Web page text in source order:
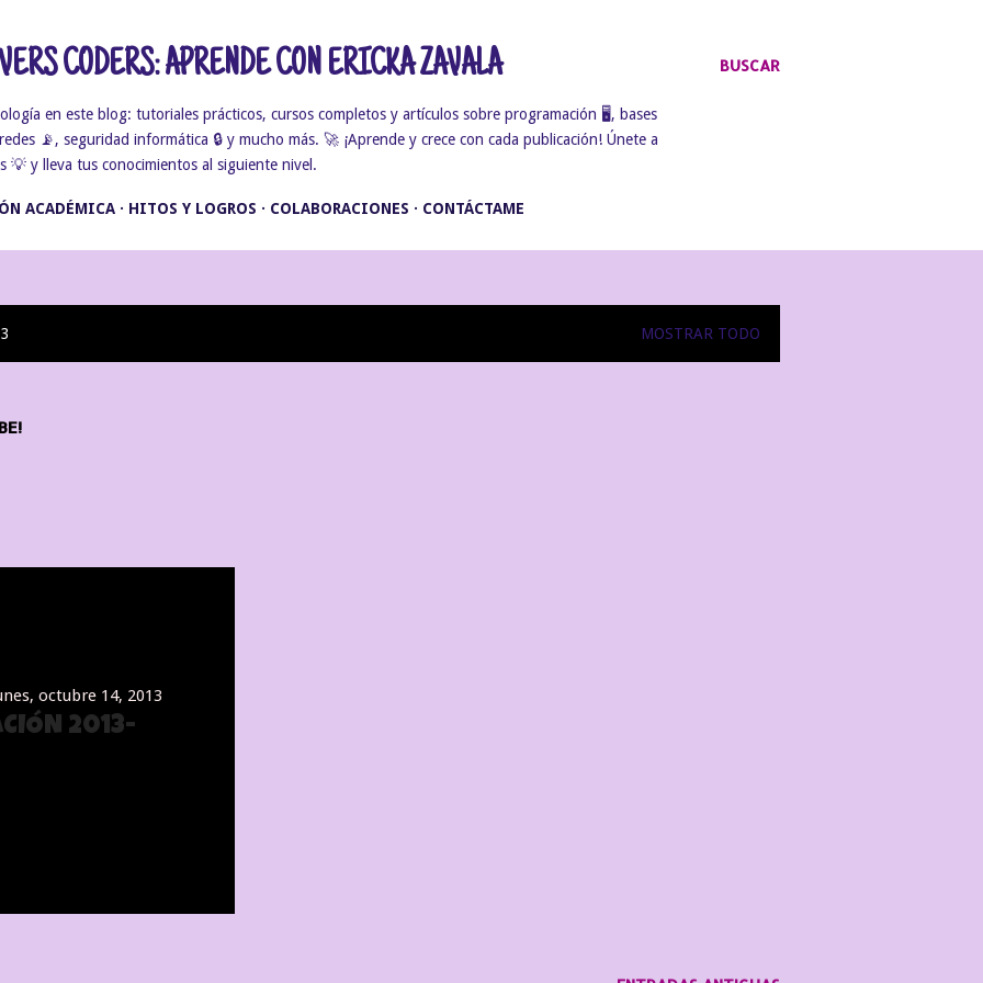
BUSCAR
CODERS: APRENDE CON ERICKA ZAVALA
en este blog: tutoriales prácticos, cursos completos y artículos sobre programación 🖥️, bases
📡, seguridad informática 🔒 y mucho más. 🚀 ¡Aprende y crece con cada publicación! Únete a
💡 y lleva tus conocimientos al siguiente nivel.
ACADÉMICA HITOS Y LOGROS COLABORACIONES CONTÁCTAME
MOSTRAR TODO
octubre 14, 2013
2013-